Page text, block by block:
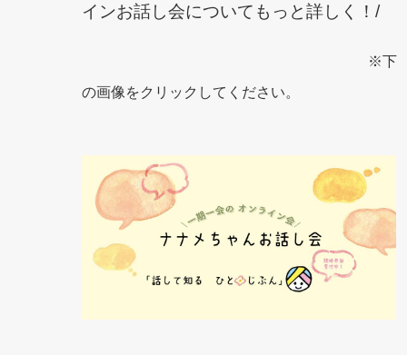
インお話し会についてもっと詳しく！/
※下
の画像をクリックしてください。